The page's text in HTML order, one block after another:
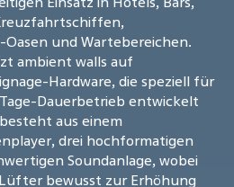
Oasen und Wartebereichen.
ambient walls auf
Hardware, die speziell für
Dauerbetrieb entwickelt
aus einem
drei hochformatigen
Soundanlage, wobei
bewusst zur Erhöhung